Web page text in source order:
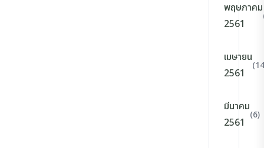
พฤษภาคม
2561
เมษายน
2561
มีนาคม
2561
(6)